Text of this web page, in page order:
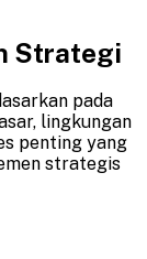
Strategi
pada
lingkungan
penting yang
strategis